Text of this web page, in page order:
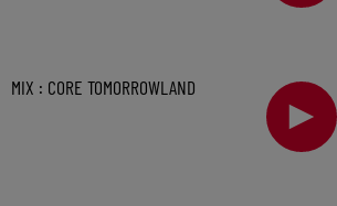
MIX : CORE TOMORROWLAND